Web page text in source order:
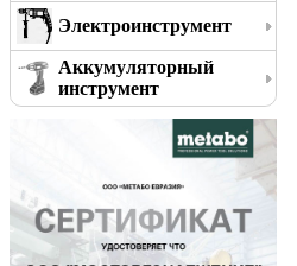
Электроинструмент
Аккумуляторный
инструмент